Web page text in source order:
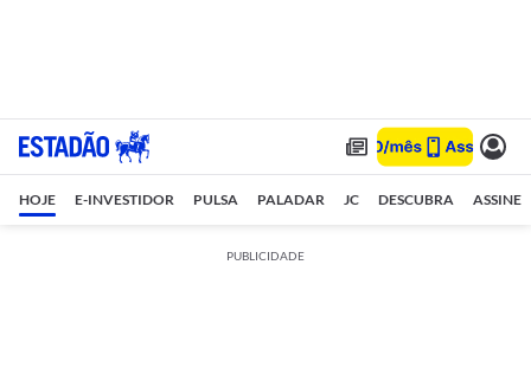
HOJE E-INVESTIDOR PULSA PALADAR JC DESCUBRA ASSINE
PUBLICIDADE